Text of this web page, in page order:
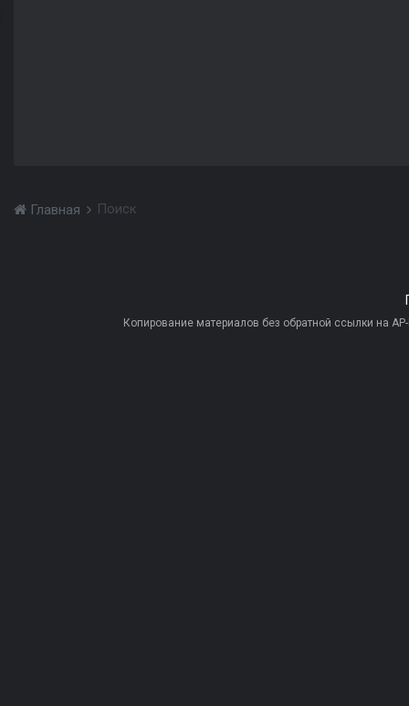
Главная Поиск
Копирование материалов без обратной ссылки на